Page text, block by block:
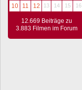
10
11 12 13 14 15 16
12.669 Beiträge zu
3.883 Filmen im Forum